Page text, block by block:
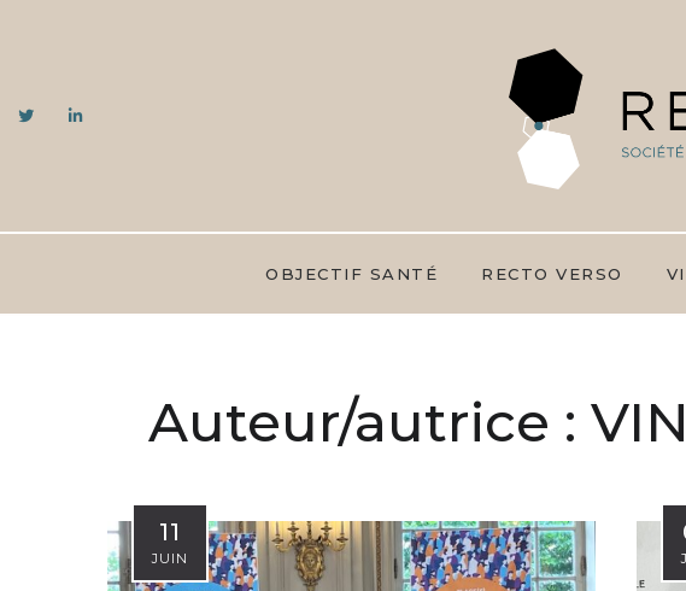
OBJECTIF SANTÉ RECTO VERSO
Auteur/autrice :
11
JUIN